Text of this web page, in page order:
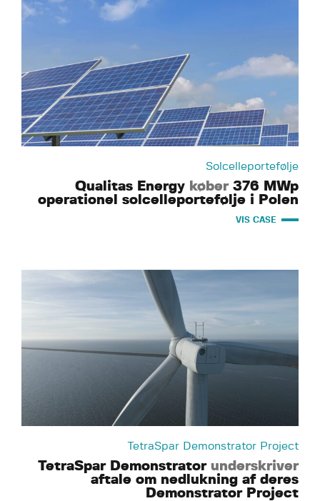
Solcelleportefølje
Qualitas Energy køber376 MWp
operationel solcelleportefølje i Polen
VIS CASE
TetraSpar Demonstrator Project
TetraSpar Demonstrator underskriver
aftale om nedlukning af deres
Demonstrator Project